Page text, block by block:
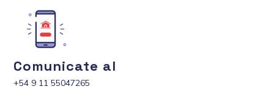
Comunicate al
+54 9 11 55047265